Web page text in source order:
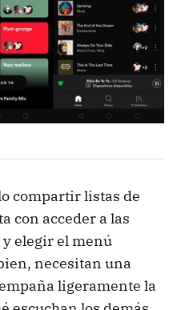
compartir listas de
con acceder a las
elegir el menú
necesitan una
ligeramente la